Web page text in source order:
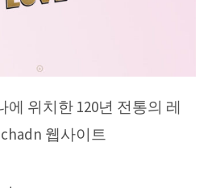
위치한 120년 전통의 레
웹사이트